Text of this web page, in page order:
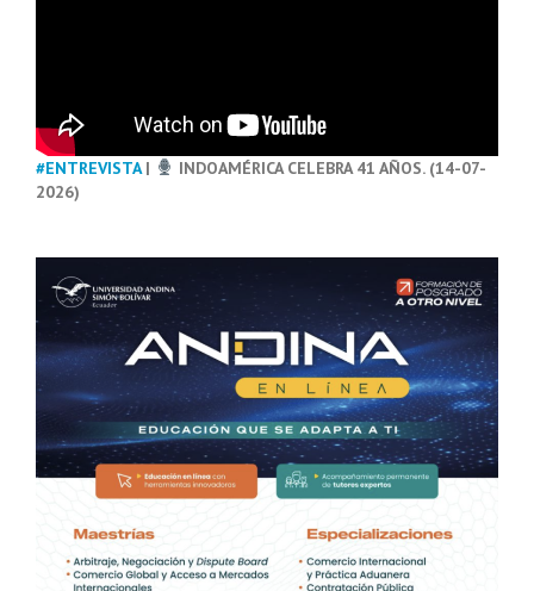
#ENTREVISTA|
INDOAMÉRICA CELEBRA 41 AÑOS. (14-07-
2026)